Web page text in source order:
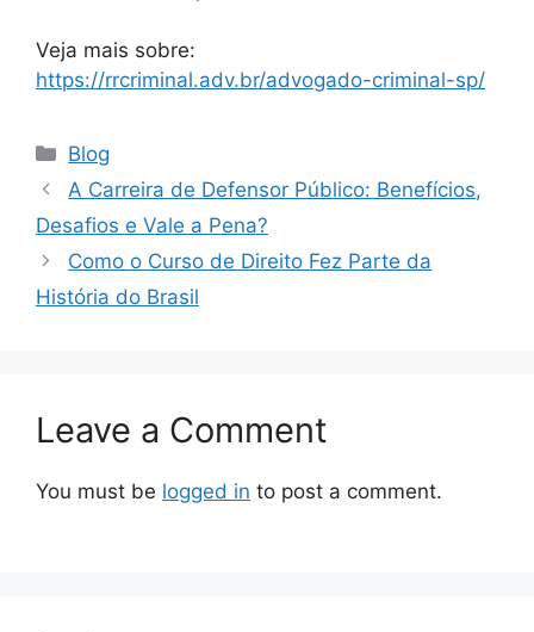
Veja mais sobre:
https://rrcriminal.adv.br/advogado-criminal-sp/
Blog
A Carreira de Defensor Público: Benefícios,
Desafios e Vale a Pena?
Como o Curso de Direito Fez Parte da
História do Brasil
Leave a Comment
You must be logged in to post a comment.